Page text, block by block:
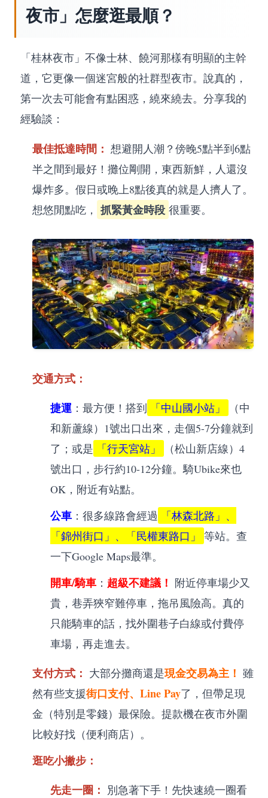
夜市」怎麼逛最順？
「桂林夜市」不像士林、饒河那樣有明顯的主幹
道，它更像一個迷宮般的社群型夜市。說真的，
第一次去可能會有點困惑，繞來繞去。分享我的
經驗談：
最佳抵達時間： 想避開人潮？傍晚5點半到6點
半之間到最好！攤位剛開，東西新鮮，人還沒
爆炸多。假日或晚上8點後真的就是人擠人了。
想悠閒點吃， 抓緊黃金時段 很重要。
交通方式：
捷運 ：最方便！搭到 「中山國小站」
（中
和新蘆線）1號出口出來，走個5-7分鐘就到
了；或是
「行天宮站」
（松山新店線）4
號出口，步行約10-12分鐘。騎Ubike來也
OK，附近有站點。
公車 ：很多線路會經過
「林森北路」、
「錦州街口」、「民權東路口」
等站。查
一下Google Maps最準。
開車/騎車 ： 超級不建議！ 附近停車場少又
貴，巷弄狹窄難停車，拖吊風險高。真的
只能騎車的話，找外圍巷子白線或付費停
車場，再走進去。
支付方式： 大部分攤商還是現金交易為主！ 雖
然有些支援街口支付、Line Pay了，但帶足現
金（特別是零錢）最保險。提款機在夜市外圍
比較好找（便利商店）。
逛吃小撇步：
先走一圈： 別急著下手！先快速繞一圈看